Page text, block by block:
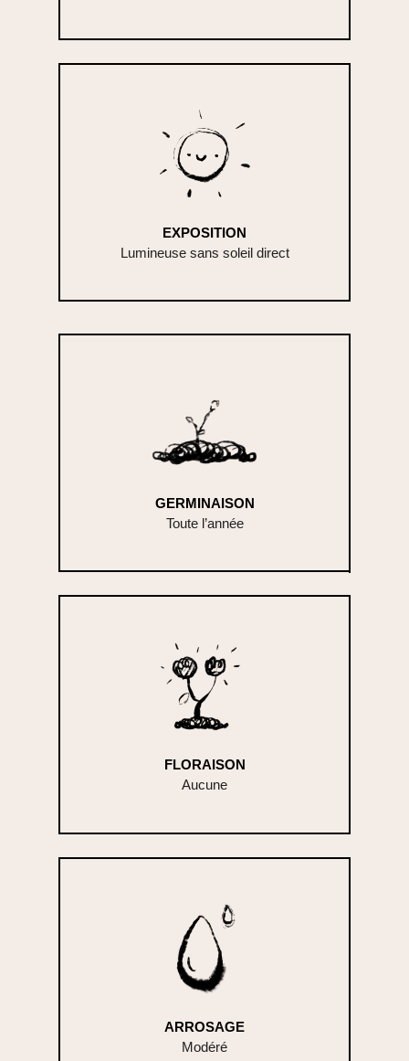
EXPOSITION
Lumineuse sans soleil direct
GERMINAISON
Toute l’année
FLORAISON
Aucune
ARROSAGE
Modéré